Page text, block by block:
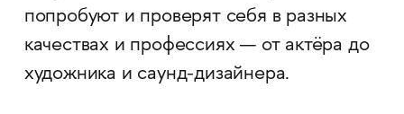
попробуют и проверят себя в разных
качествах и профессиях — от актёра до
художника и саунд-дизайнера.